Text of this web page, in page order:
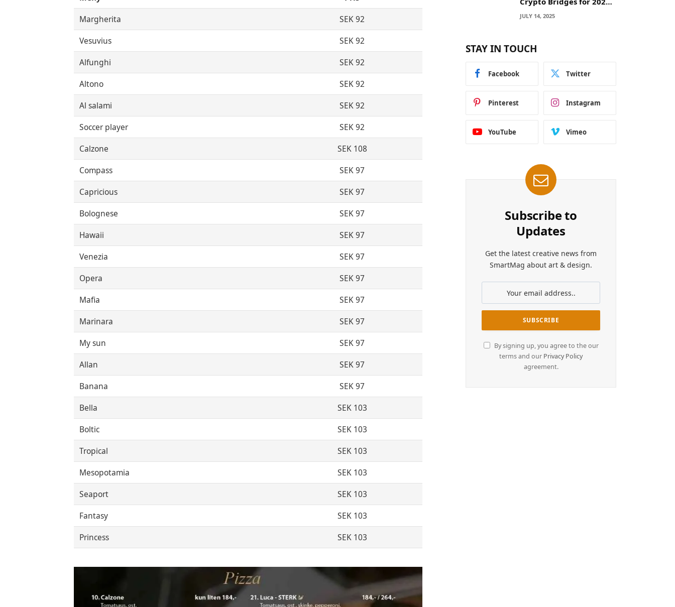
Margherita
SEK 92
Vesuvius
SEK 92
Alfunghi
SEK 92
Altono
SEK 92
Al salami
SEK 92
Soccer player
SEK 92
Calzone
SEK 108
Compass
SEK 97
Capricious
SEK 97
Bolognese
SEK 97
Hawaii
SEK 97
Venezia
SEK 97
Opera
SEK 97
Mafia
SEK 97
Marinara
SEK 97
My sun
SEK 97
Allan
SEK 97
Banana
SEK 97
Bella
SEK 103
Boltic
SEK 103
Tropical
SEK 103
Mesopotamia
SEK 103
Seaport
SEK 103
Fantasy
SEK 103
Princess
SEK 103
Seamless
Interoperability Across
JULY 14, 2025
STAY IN TOUCH
Facebook Twitter
Pinterest Instagram
YouTube Vimeo
Subscribe to
Updates
Get the latest creative news from
SmartMag about art & design.
By signing up, you agree to the our
terms and our Privacy Policy
agreement.